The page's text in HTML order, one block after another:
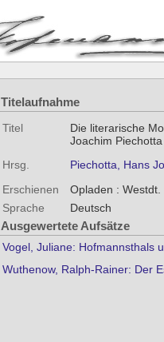
Titelaufnahme
Titel
Die literarische
Joachim
Hrsg.
Piechotta, Hans
Erschienen
Opladen : Westdt.
Sprache
Deutsch
Ausgewertete Aufsätze
Vogel, Juliane: Hofmannsthals
Wuthenow, Ralph-Rainer: Der